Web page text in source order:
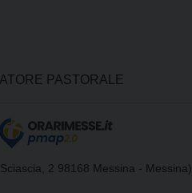
PASTORALE
2 98168 Messina - Messina)